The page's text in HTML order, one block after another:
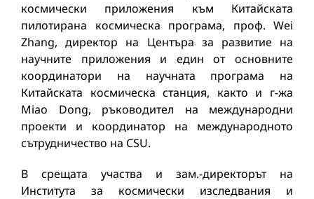
космически приложения към Китайската
пилотирана космическа програма, проф. Wei
Zhang, директор на Центъра за развитие на
научните приложения и един от основните
координатори на научната програма на
Китайската космическа станция, както и г-жа
Miao Dong, ръководител на международни
проекти и координатор на международното
сътрудничество на CSU.
В срещата участва и зам.-директорът на
Института за космически изследвания и